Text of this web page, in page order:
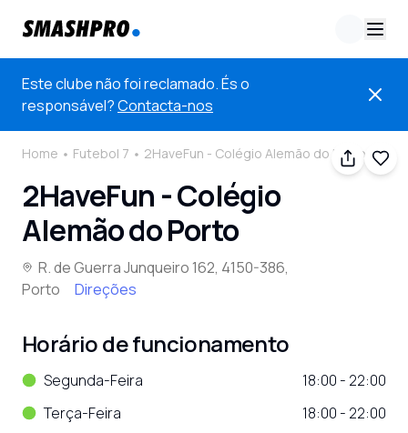
Este clube não foi reclamado. És o
responsável?Contacta-nos
Home Futebol 7 2HaveFun - Colégio Alemão do Porto
2HaveFun - Colégio
Alemão do Porto
R. de Guerra Junqueiro 162, 4150-386,
Porto
Direções
Horário de funcionamento
Segunda-Feira
18:00 - 22:00
Terça-Feira
18:00 - 22:00